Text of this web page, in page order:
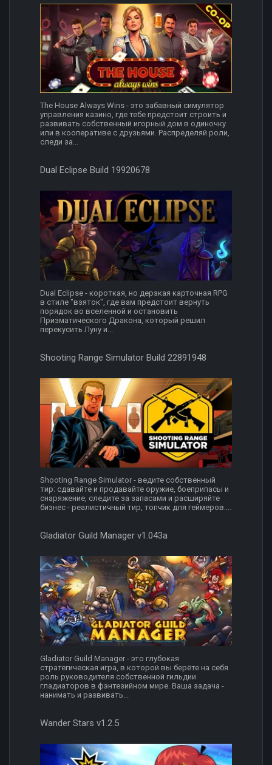
The House Always Wins - это забавный симулятор
управления казино, где тебе предстоит строить и
развивать собственный игорный дом в одиночку
или в кооперативе с друзьями. Распределяй роли,
следи за...
Dual Eclipse Build 19920678
Dual Eclipse - короткая, но дерзкая карточная RPG
в стиле "взяток", где вам предстоит вернуть
порядок во вселенной и остановить
Призматического Дракона, который решил
перекусить Луну и...
Shooting Range Simulator Build 22891948
Shooting Range Simulator - ведите собственный
тир: сдавайте и продавайте оружие, боеприпасы и
снаряжение, следите за запасами и расширяйте
бизнес - реалистичный тир, топчик для геймеров....
Gladiator Guild Manager v1.043a
Gladiator Guild Manager - это глубокая
стратегическая игра, в которой вы берёте на себя
роль руководителя собственной гильдии
гладиаторов в фэнтезийном мире. Ваша задача -
нанимать и развивать...
Wander Stars v1.2.5